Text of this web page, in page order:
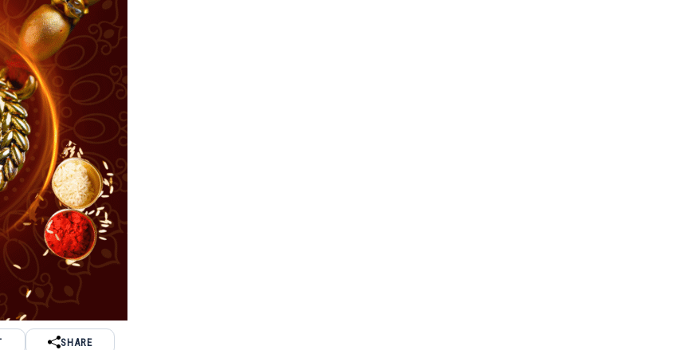
SHARE